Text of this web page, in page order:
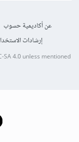
عن أكاديمية حسوب
إرشادات
SA 4.0unless mentioned